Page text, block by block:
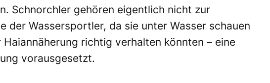
Schnorchler gehören eigentlich nicht zur
der Wassersportler, da sie unter Wasser schauen
Haiannäherung richtig verhalten könnten – eine
vorausgesetzt.